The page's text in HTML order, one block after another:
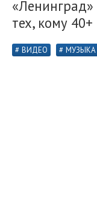
тех, кому 40+
ВИДЕО МУЗЫКА